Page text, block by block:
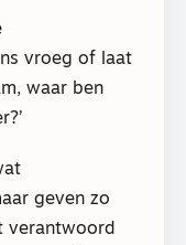
vroeg of laat
waar ben
geven zo
verantwoord